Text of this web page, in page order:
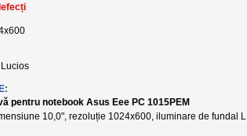
Lucios
pentru notebook Asus Eee PC 1015PEM
10,0", rezoluție 1024x600, iluminare de fundal